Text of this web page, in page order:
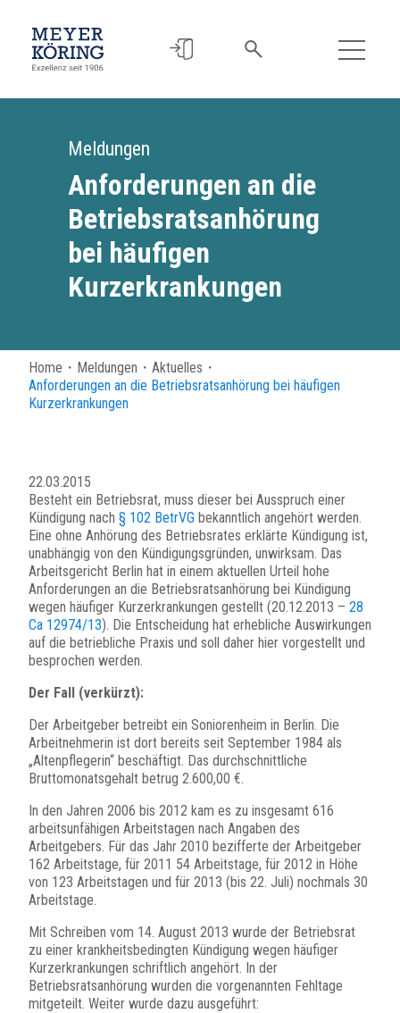
Meldungen
Anforderungen an die
Betriebsratsanhörung
bei häufigen
Kurzerkrankungen
Home ・ Meldungen ・ Aktuelles ・
Anforderungen an die Betriebsratsanhörung bei häufigen
Kurzerkrankungen
22.03.2015
Besteht ein Betriebsrat, muss dieser bei Ausspruch einer
Kündigung nach § 102 BetrVG bekanntlich angehört werden.
Eine ohne Anhörung des Betriebsrates erklärte Kündigung ist,
unabhängig von den Kündigungsgründen, unwirksam. Das
Arbeitsgericht Berlin hat in einem aktuellen Urteil hohe
Anforderungen an die Betriebsratsanhörung bei Kündigung
wegen häufiger Kurzerkrankungen gestellt (20.12.2013 – 28
Ca 12974/13). Die Entscheidung hat erhebliche Auswirkungen
auf die betriebliche Praxis und soll daher hier vorgestellt und
besprochen werden.
Der Fall (verkürzt):
Der Arbeitgeber betreibt ein Soniorenheim in Berlin. Die
Arbeitnehmerin ist dort bereits seit September 1984 als
„Altenpflegerin“ beschäftigt. Das durchschnittliche
Bruttomonatsgehalt betrug 2.600,00 €.
In den Jahren 2006 bis 2012 kam es zu insgesamt 616
arbeitsunfähigen Arbeitstagen nach Angaben des
Arbeitgebers. Für das Jahr 2010 bezifferte der Arbeitgeber
162 Arbeitstage, für 2011 54 Arbeitstage, für 2012 in Höhe
von 123 Arbeitstagen und für 2013 (bis 22. Juli) nochmals 30
Arbeitstage.
Mit Schreiben vom 14. August 2013 wurde der Betriebsrat
zu einer krankheitsbedingten Kündigung wegen häufiger
Kurzerkrankungen schriftlich angehört. In der
Betriebsratsanhörung wurden die vorgenannten Fehltage
mitgeteilt. Weiter wurde dazu ausgeführt: